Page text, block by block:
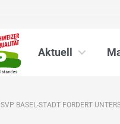
Aktuell
SVP BASEL-STADT FORDERT